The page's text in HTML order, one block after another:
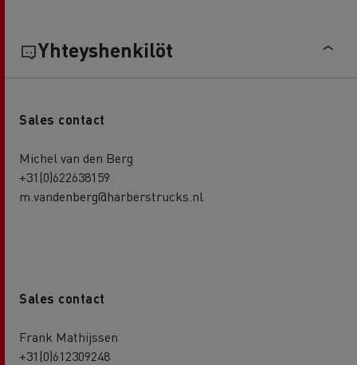
Yhteyshenkilöt
Sales contact
Michel van den Berg
+31(0)622638159
m.vandenberg@harberstrucks.nl
Sales contact
Frank Mathijssen
+31(0)612309248